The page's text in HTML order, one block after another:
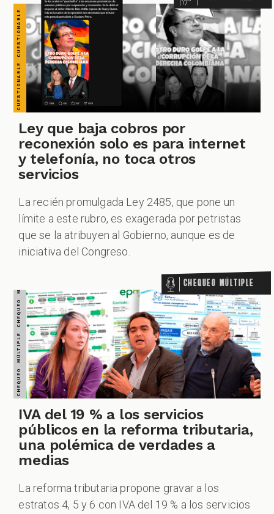
PODCAST
ZOOM
Ley que baja cobros por
reconexión solo es para internet
y telefonía, no toca otros
servicios
La recién promulgada Ley 2485, que pone un
límite a este rubro, es exagerada por petristas
que se la atribuyen al Gobierno, aunque es de
iniciativa del Congreso.
CHEQUEO MÚLTIPLE CHEQUEO MÚLTIPLE CHEQUEO MÚLTIPLE CHEQUEO MÚLTIPLE CHEQUEO MÚLTIPLE CHEQUEO MÚLTIPLE CHEQUEO MÚLTIPLE Chequeo Múltiple
IVA del 19 % a los servicios
públicos en la reforma tributaria,
una polémica de verdades a
medias
La reforma tributaria propone gravar a los
estratos 4, 5 y 6 con IVA del 19 % a los servicios